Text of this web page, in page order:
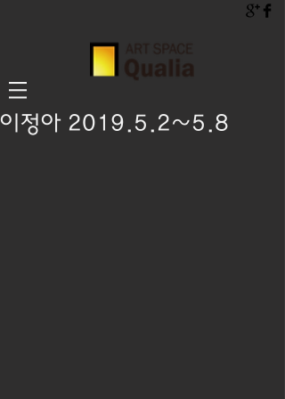
이정아 2019.5.2~5.8